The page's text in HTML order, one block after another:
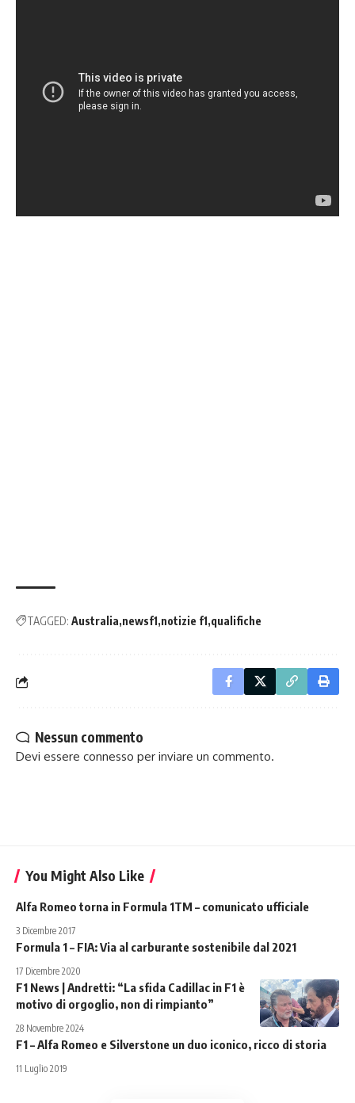
TAGGED: Australia newsf1 notizie f1 qualifiche
Nessun commento
Devi essere connesso per inviare un commento.
You Might Also Like
Alfa Romeo torna in Formula 1TM – comunicato ufficiale
3 Dicembre 2017
Formula 1 – FIA: Via al carburante sostenibile dal 2021
17 Dicembre 2020
F1 News | Andretti: “La sfida Cadillac in F1 è
motivo di orgoglio, non di rimpianto”
28 Novembre 2024
F1 – Alfa Romeo e Silverstone un duo iconico, ricco di storia
11 Luglio 2019